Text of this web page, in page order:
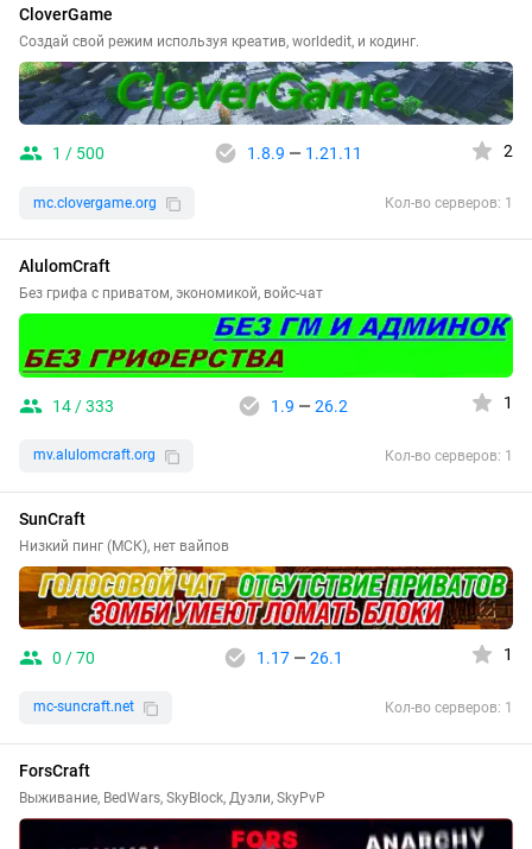
CloverGame
Создай свой режим используя креатив, worldedit, и кодинг.
1 / 500 1.8.9 — 1.21.11 2
mc.clovergame.org Кол-во серверов: 1
AlulomCraft
Без грифа с приватом, экономикой, войс-чат
14 / 333 1.9 — 26.2 1
mv.alulomcraft.org Кол-во серверов: 1
SunCraft
Низкий пинг (МСК), нет вайпов
0 / 70 1.17— 26.1 1
mc-suncraft.net Кол-во серверов: 1
ForsCraft
Выживание, BedWars, SkyBlock, Дуэли, SkyPvP